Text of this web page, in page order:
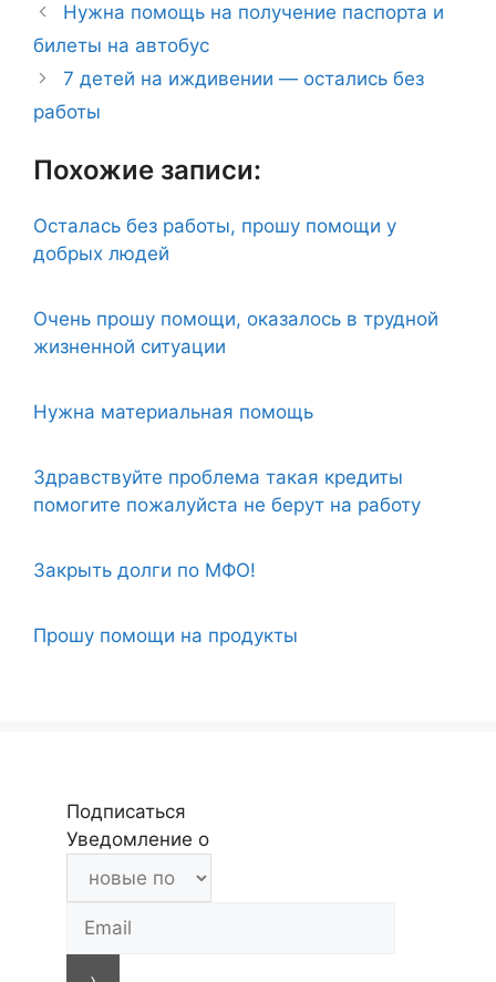
Нужна помощь на получение паспорта и
билеты на автобус
7 детей на иждивении — остались без
работы
Похожие записи:
Осталась без работы, прошу помощи у
добрых людей
Очень прошу помощи, оказалось в трудной
жизненной ситуации
Нужна материальная помощь
Здравствуйте проблема такая кредиты
помогите пожалуйста не берут на работу
Закрыть долги по МФО!
Прошу помощи на продукты
Подписаться
Уведомление о